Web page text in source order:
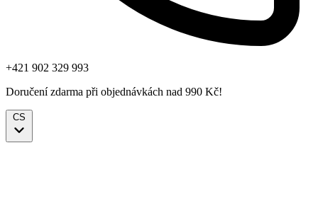
+421 902 329 993
Doručení zdarma při objednávkách nad 990 Kč!
CS